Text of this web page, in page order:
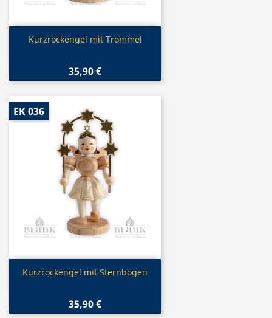
Vorschau
Kurzrockengel mit Trommel
35,90 €
Vorschau
Kurzrockengel mit Sternbogen
35,90 €
EK 036